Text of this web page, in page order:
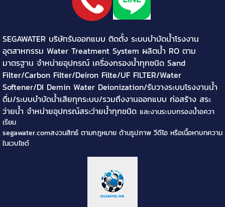
SEGAWATER บริษัทรับออกแบบ ติดตั้ง ระบบบำบัดน้ำโรงงาน
อุตสาหกรรม Water Treatment System ผลิตน้ำ RO ตาม
มาตรฐาน จำหน่ายอุปกรณ์ เครื่องกรองน้ำทุกชนิด Sand
Filter/Carbon Filter/Deiron Filte/UF FILTER/Water
Softener/DI Demin Water Deionization/รับวางระบบโรงงานน้ำ
ดื่ม/ระบบบำบัดน้ำเสียทุกระบบ/รวมถึงงานออกแบบ ก่อสร้าง สระ
ว่ายน้ำ จำหน่ายอุปกรณ์สระว่ายน้ำทุกชนิด และงานระบบกรองน้ำอควา
เรียม
segawater.comสงวนสิทธ์ ตามกฎหมาย ด้านรูปภาพ วีดีโอ หรือเนื้อหาบทความ
ในเวบไซด์